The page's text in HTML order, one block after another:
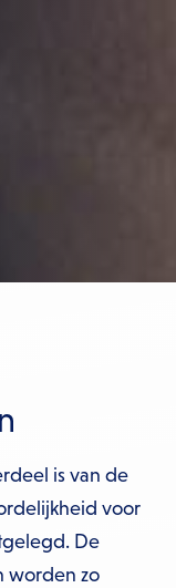
is van de
voor
De
worden zo